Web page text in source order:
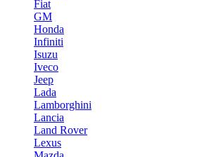
Fiat
GM
Honda
Infiniti
Isuzu
Iveco
Jeep
Lada
Lamborghini
Lancia
Land Rover
Lexus